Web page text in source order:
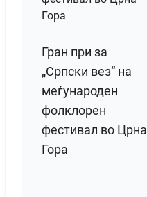
Гран при за
„Српски вез“ на
меѓународен
фолклорен
фестивал во Црна
Гора